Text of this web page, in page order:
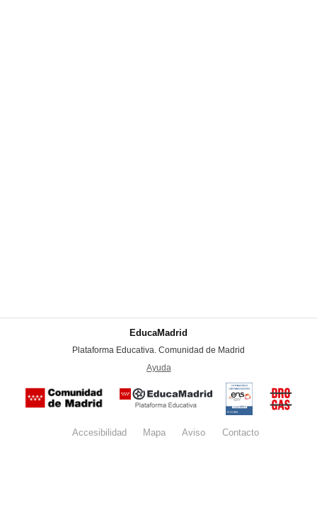
EducaMadrid
Plataforma Educativa. Comunidad de Madrid
Ayuda
Certificación
conformidad
con el
Nacional de
Seguridad
del
Accesibilidad Mapa Aviso legalContacto